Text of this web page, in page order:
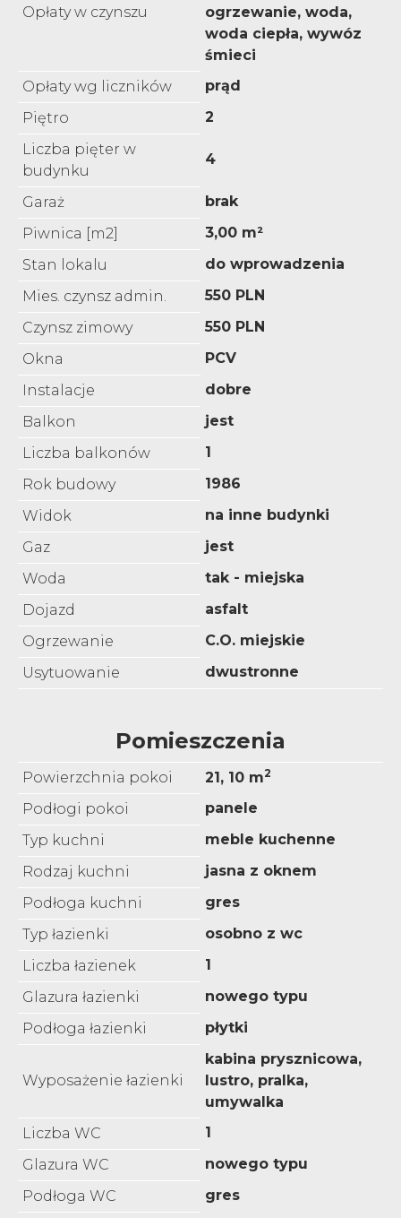
Opłaty w czynszu
ogrzewanie, woda,
woda ciepła, wywóz
śmieci
Opłaty wg liczników
prąd
Piętro
2
Liczba pięter w
budynku
4
Garaż
brak
Piwnica [m2]
3,00 m²
Stan lokalu
do wprowadzenia
Mies. czynsz admin.
550 PLN
Czynsz zimowy
550 PLN
Okna
PCV
Instalacje
dobre
Balkon
jest
Liczba balkonów
1
Rok budowy
1986
Widok
na inne budynki
Gaz
jest
Woda
tak - miejska
Dojazd
asfalt
Ogrzewanie
C.O. miejskie
Usytuowanie
dwustronne
Pomieszczenia
Powierzchnia pokoi 21, 10 m2
Podłogi pokoi
panele
Typ kuchni
meble kuchenne
Rodzaj kuchni
jasna z oknem
Podłoga kuchni
gres
Typ łazienki
osobno z wc
Liczba łazienek
1
Glazura łazienki
nowego typu
Podłoga łazienki
płytki
Wyposażenie łazienki
kabina prysznicowa,
lustro, pralka,
umywalka
Liczba WC
1
Glazura WC
nowego typu
Podłoga WC
gres